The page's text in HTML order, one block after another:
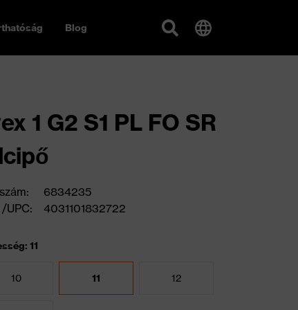
Blog
1 G2 S1 PL FO SR
6834235
UPC:
4031101832722
11
10 11 12